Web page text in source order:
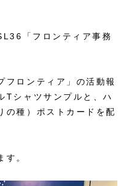
「フロンティア事務
フロンティア」の活動報
Tシャツサンプルと、ハ
の種）ポストカードを配
す。